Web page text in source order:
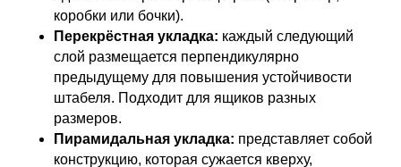
коробки или бочки).
Перекрёстная укладка: каждый следующий
слой размещается перпендикулярно
предыдущему для повышения устойчивости
штабеля. Подходит для ящиков разных
размеров.
Пирамидальная укладка: представляет собой
конструкцию, которая сужается кверху,